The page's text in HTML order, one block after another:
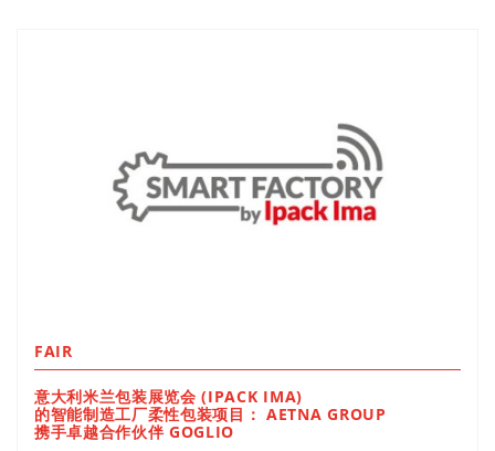
FAIR
意大利米兰包装展览会 (IPACK IMA)
的智能制造工厂柔性包装项目： AETNA GROUP
携手卓越合作伙伴 GOGLIO